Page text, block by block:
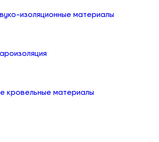
изоляционные материалы
кровельные материалы